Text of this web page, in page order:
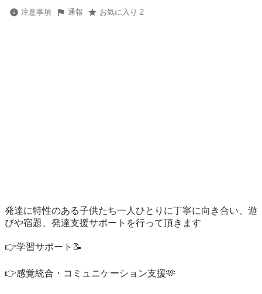
注意事項 通報 お気に入り 2
発達に特性のある子供たち一人ひとりに丁寧に向き合い、遊
びや宿題、発達支援サポートを行って頂きます
👉学習サポート📝
👉感覚統合・コミュニケーション支援🫶